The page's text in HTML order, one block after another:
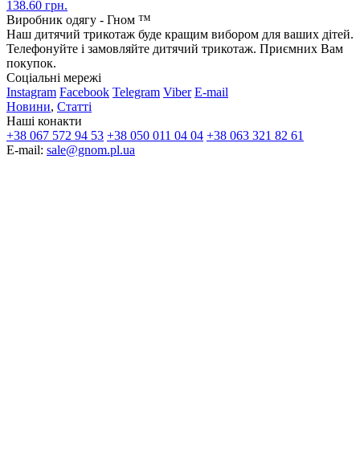
138.60 грн.
Виробник одягу - Гном ™
Наш дитячий трикотаж буде кращим вибором для ваших дітей.
Телефонуйте і замовляйте дитячий трикотаж. Приємних Вам
покупок.
Соціальні мережі
Instagram Facebook Telegram Viber E-mail
Новини, Статті
Наші конакти
+38 067 572 94 53 +38 050 011 04 04 +38 063 321 82 61
E-mail: sale@gnom.pl.ua